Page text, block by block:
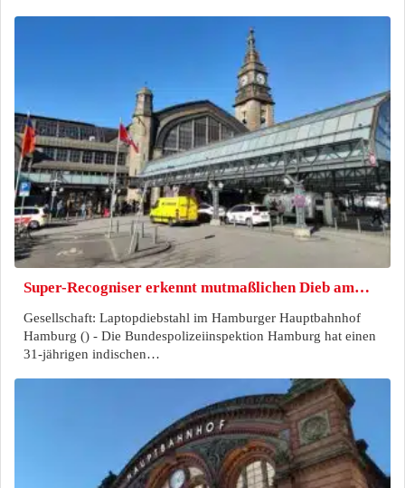
Super-Recogniser erkennt mutmaßlichen Dieb am…
Gesellschaft: Laptopdiebstahl im Hamburger Hauptbahnhof
Hamburg () - Die Bundespolizeiinspektion Hamburg hat einen
31-jährigen indischen…